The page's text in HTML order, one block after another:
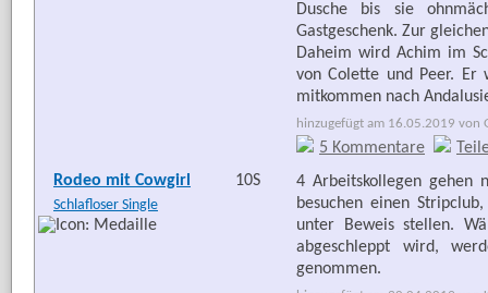
Dusche bis sie
Gastgeschenk. Zur
Daheim wird Achim im
von Colette und Peer.
mitkommen nach
hinzugefügt am 16.05.2019 von
5 Kommentare
Rodeo mit Cowgirl
Schlafloser Single
10S
4 Arbeitskollegen gehen
besuchen einen
unter Beweis stellen.
abgeschleppt wird,
genommen.